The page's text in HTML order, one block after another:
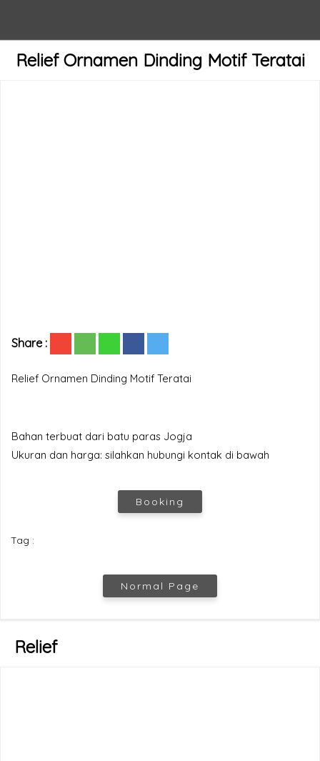
Relief Ornamen Dinding Motif Teratai
Share :
Relief Ornamen Dinding Motif Teratai
Bahan terbuat dari batu paras Jogja
Ukuran dan harga: silahkan hubungi kontak di bawah
Booking
Tag :
Normal Page
Relief